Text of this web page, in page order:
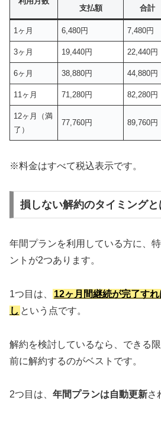
支払額
合計
1ヶ月 6,480円 7,480円
3ヶ月 19,440円 22,440円
6ヶ月 38,880円 44,880円
11ヶ月 71,280円 82,280円
12ヶ月（満
了）
77,760円 89,760円
※料金はすべて税込表示です。
損しない解約のタイミングと
年間プランを利用している方に、
ントが2つあります。
1つ目は、
12ヶ月間継続が完了す
し という点です。
解約を検討しているなら、できる
前に解約するのがベストです。
2つ目は、 年間プランは自動更新さ